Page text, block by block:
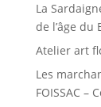
La
de l’âge du
Atelier art
Les
FOISSAC –